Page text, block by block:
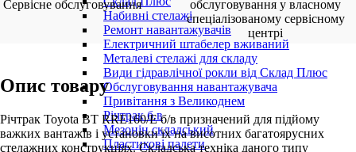
Набивні стелажі
Ремонт навантажувачів
Електричний штабелер вживаний
Металеві стелажі для складу
Види гідравлічної рокли від Склад Плюс
Обслуговування навантажувача
Привітання з Великоднем
Річтрак б.в
Мезонін складський
Пластикові палети
Сервісне обслуговування
обслуговування у власному
спеціалізованому сервісному
центрі
Опис товару
Річтрак Toyota BT RRE160/E б/в призначений для підйому
важких вантажів і установки їх на висотних багатоярусних
стелажних конструкціях. Складська техніка даного типу